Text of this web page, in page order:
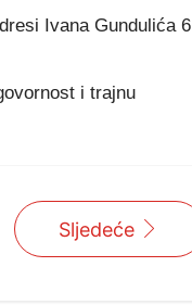
Ivana Gundulića 6
i trajnu
Sljedeće